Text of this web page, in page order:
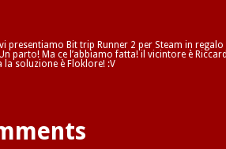
presentiamo Bit trip Runner 2 per Steam in regalo
parto! Ma ce l’abbiamo fatta! il vicintore è
soluzione è Floklore! :V